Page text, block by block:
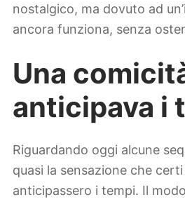
nostalgico, ma dovuto ad
ancora funziona, senza
Una
anticipava i
Riguardando oggi alcune
quasi la sensazione che
anticipassero i tempi. Il